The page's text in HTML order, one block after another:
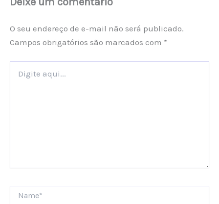
O seu endereço de e-mail não será publicado.
Campos obrigatórios são marcados com *
aqui...